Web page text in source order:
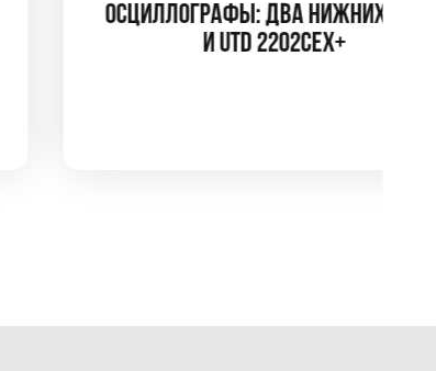
ОСЦИЛЛОГРАФЫ: ДВА НИЖНИХ С1-75
И UTD 2202CEX+